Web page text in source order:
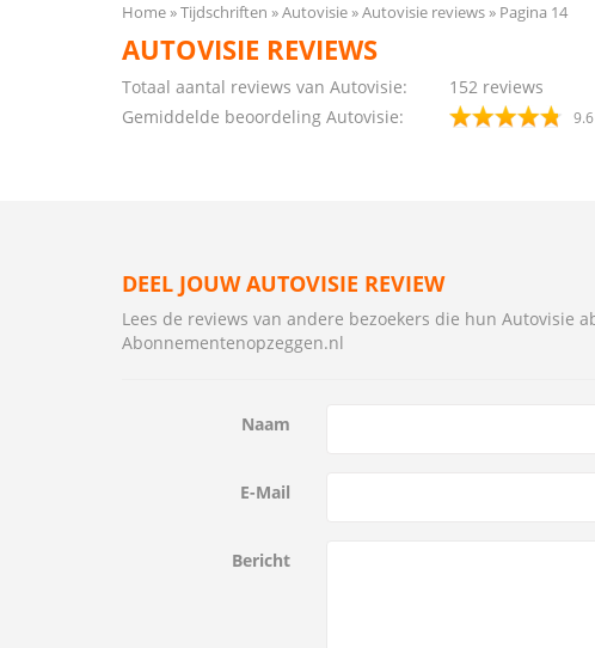
Home Tijdschriften Autovisie Autovisie reviews Pagina 14
AUTOVISIE REVIEWS
Totaal aantal reviews van Autovisie: 152 reviews
Gemiddelde beoordeling Autovisie:
9.6
DEEL JOUW AUTOVISIE REVIEW
Lees de reviews van andere bezoekers die hun Autovisie
Abonnementenopzeggen.nl
Naam
E-Mail
Bericht